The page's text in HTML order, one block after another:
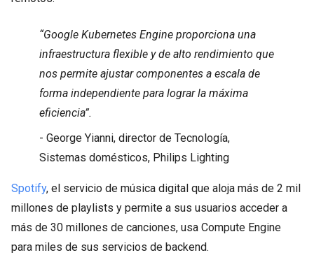
“Google Kubernetes Engine proporciona una
infraestructura flexible y de alto rendimiento que
nos permite ajustar componentes a escala de
forma independiente para lograr la máxima
eficiencia”.
- George Yianni, director de Tecnología,
Sistemas domésticos, Philips Lighting
Spotify, el servicio de música digital que aloja más de 2 mil
millones de playlists y permite a sus usuarios acceder a
más de 30 millones de canciones, usa Compute Engine
para miles de sus servicios de backend.